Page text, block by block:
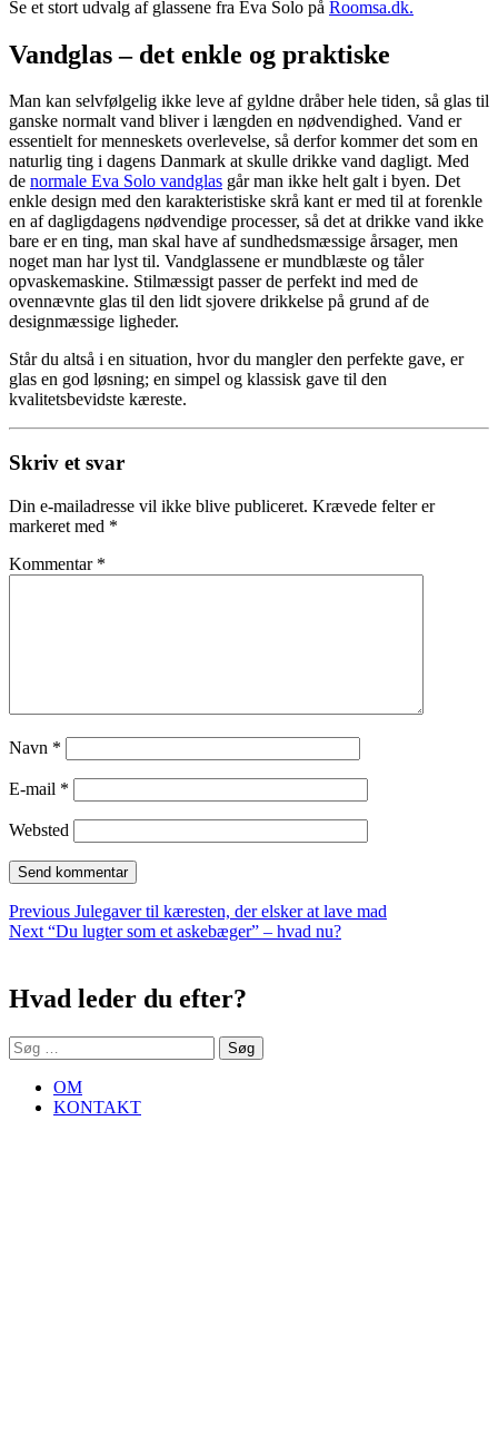
Se et stort udvalg af glassene fra Eva Solo på Roomsa.dk.
Vandglas – det enkle og praktiske
Man kan selvfølgelig ikke leve af gyldne dråber hele tiden, så glas til
ganske normalt vand bliver i længden en nødvendighed. Vand er
essentielt for menneskets overlevelse, så derfor kommer det som en
naturlig ting i dagens Danmark at skulle drikke vand dagligt. Med
de normale Eva Solo vandglas går man ikke helt galt i byen. Det
enkle design med den karakteristiske skrå kant er med til at forenkle
en af dagligdagens nødvendige processer, så det at drikke vand ikke
bare er en ting, man skal have af sundhedsmæssige årsager, men
noget man har lyst til. Vandglassene er mundblæste og tåler
opvaskemaskine. Stilmæssigt passer de perfekt ind med de
ovennævnte glas til den lidt sjovere drikkelse på grund af de
designmæssige ligheder.
Står du altså i en situation, hvor du mangler den perfekte gave, er
glas en god løsning; en simpel og klassisk gave til den
kvalitetsbevidste kæreste.
Skriv et svar
Din e-mailadresse vil ikke blive publiceret. Krævede felter er
markeret med *
Kommentar *
Navn *
E-mail *
Websted
Indlægsnavigation
Previous Previous
post:
Julegaver til kæresten, der elsker at lave mad
Next Next
“Du lugter som et askebæger” – hvad nu?
Hvad leder du efter?
Søg
efter:
OM
KONTAKT